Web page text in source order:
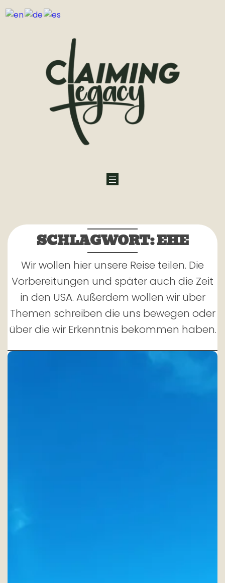
SCHLAGWORT:EHE
Wir wollen hier unsere Reise teilen. Die
Vorbereitungen und später auch die Zeit
in den USA. Außerdem wollen wir über
Themen schreiben die uns bewegen oder
über die wir Erkenntnis bekommen haben.